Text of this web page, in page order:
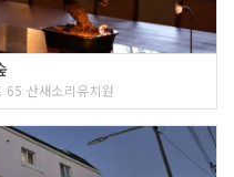
65 산새소리유치원